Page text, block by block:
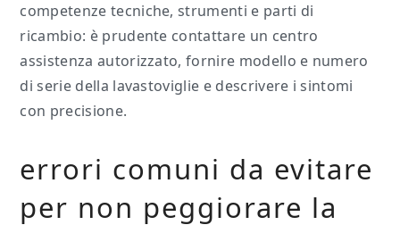
competenze tecniche, strumenti e parti di
ricambio: è prudente contattare un centro
assistenza autorizzato, fornire modello e numero
di serie della lavastoviglie e descrivere i sintomi
con precisione.
errori comuni da evitare
per non peggiorare la